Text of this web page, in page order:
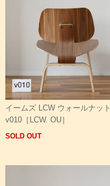
イームズ LCW ウォールナット
v010［LCW. OU］
SOLD OUT